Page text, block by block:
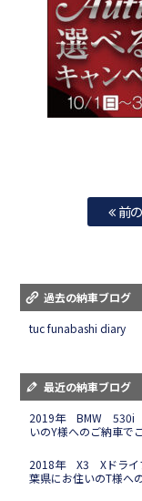
前
過去の納車ブログ
tuc funabashi diary
最近の納車ブログ
2019年 BMW 530i
いのY様へのご納車で
2018年 X3 Xドラ
葉県にお住いのT様へ